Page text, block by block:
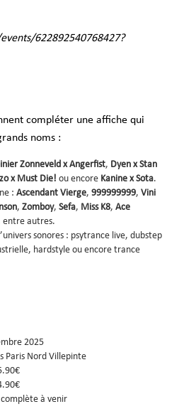
622892540768427?
compléter une affiche qui
noms :
Zonneveld x Angerfist, Dyen x Stan
x Must Die! ou encore Kanine x Sota.
: Ascendant Vierge, 999999999, Vini
, Zomboy, Sefa, Miss K8, Ace
entre autres.
sonores : psytrance live, dubstep
hardstyle ou encore trance
2025
Paris Nord Villepinte
à venir